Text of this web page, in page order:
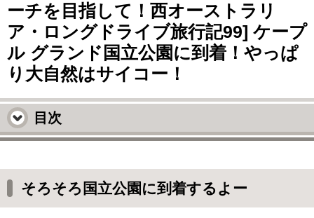
ーチを目指して！西オーストラリ
ア・ロングドライブ旅行記99] ケープ
ル グランド国立公園に到着！やっぱ
り大自然はサイコー！
目次
ケープ ル グランド国立公園に到着！
ラッキーベイ・ビーチはもっと先
そろそろ国立公園に到着するよー